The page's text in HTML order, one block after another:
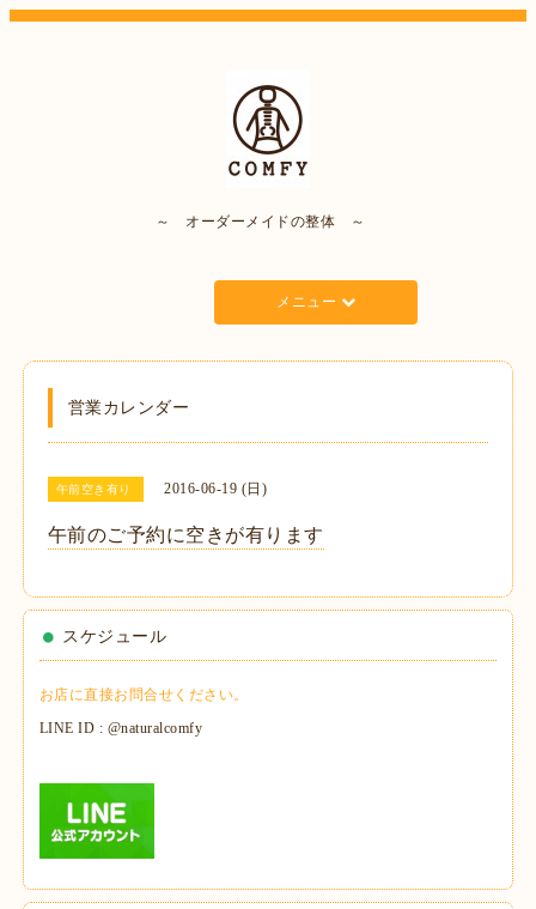
～ オーダーメイドの整体 ～
メニュー
営業カレンダー
午前空き有り 2016-06-19 (日)
午前のご予約に空きが有ります
スケジュール
お店に直接お問合せください。
LINE ID : @naturalcomfy